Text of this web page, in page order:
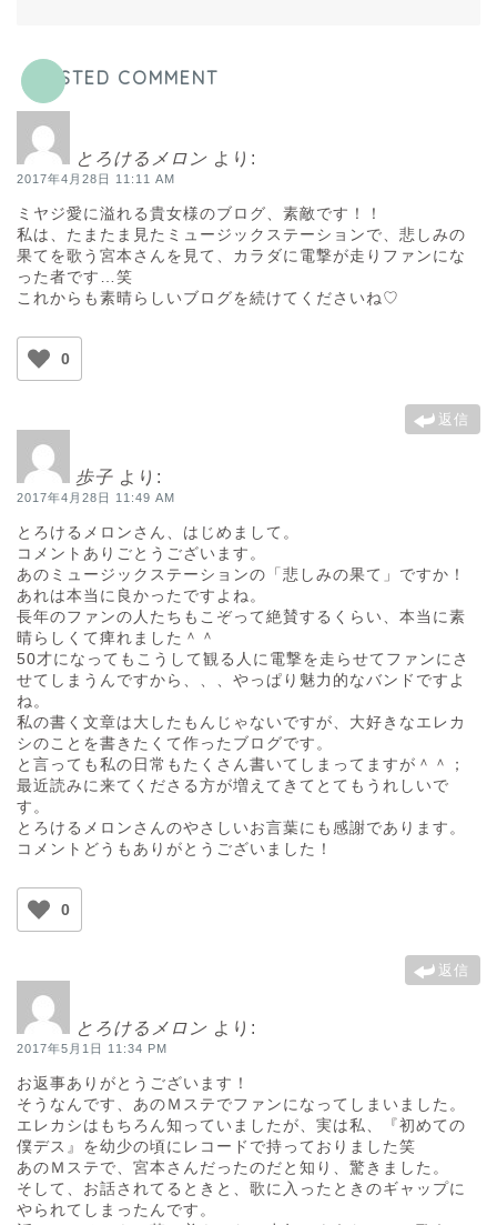
POSTED COMMENT
とろけるメロン より:
2017年4月28日 11:11 AM
ミヤジ愛に溢れる貴女様のブログ、素敵です！！
私は、たまたま見たミュージックステーションで、悲しみの
果てを歌う宮本さんを見て、カラダに電撃が走りファンにな
った者です…笑
これからも素晴らしいブログを続けてくださいね♡
0
返信
歩子 より:
2017年4月28日 11:49 AM
とろけるメロンさん、はじめまして。
コメントありごとうございます。
あのミュージックステーションの「悲しみの果て」ですか！
あれは本当に良かったですよね。
長年のファンの人たちもこぞって絶賛するくらい、本当に素
晴らしくて痺れました＾＾
50才になってもこうして観る人に電撃を走らせてファンにさ
せてしまうんですから、、、やっぱり魅力的なバンドですよ
ね。
私の書く文章は大したもんじゃないですが、大好きなエレカ
シのことを書きたくて作ったブログです。
と言っても私の日常もたくさん書いてしまってますが＾＾；
最近読みに来てくださる方が増えてきてとてもうれしいで
す。
とろけるメロンさんのやさしいお言葉にも感謝であります。
コメントどうもありがとうございました！
0
返信
とろけるメロン より:
2017年5月1日 11:34 PM
お返事ありがとうございます！
そうなんです、あのＭステでファンになってしまいました。
エレカシはもちろん知っていましたが、実は私、『初めての
僕デス』を幼少の頃にレコードで持っておりました笑
あのＭステで、宮本さんだったのだと知り、驚きました。
そして、お話されてるときと、歌に入ったときのギャップに
やられてしまったんです。